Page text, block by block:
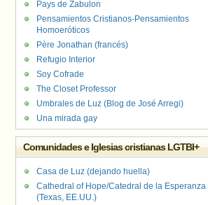
Pays de Zabulon
Pensamientos Cristianos-Pensamientos
Homoeróticos
Père Jonathan (francés)
Refugio Interior
Soy Cofrade
The Closet Professor
Umbrales de Luz (Blog de José Arregi)
Una mirada gay
Comunidades e Iglesias cristianas LGTBI+
Casa de Luz (dejando huella)
Cathedral of Hope/Catedral de la Esperanza
(Texas, EE.UU.)